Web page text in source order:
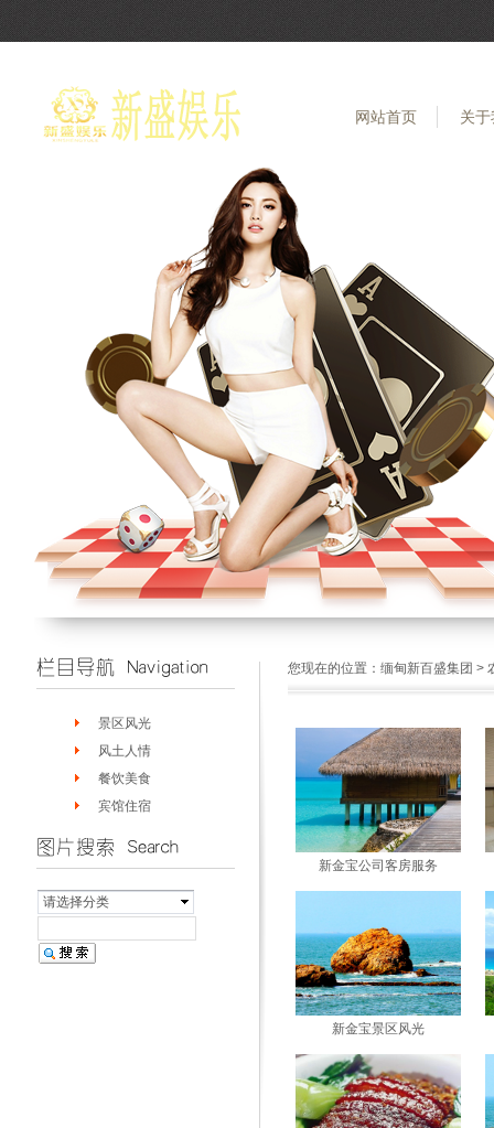
网站首页 关
景区风光
风土人情
餐饮美食
宾馆住宿
请选择分类
您现在的位置： 缅甸新百盛集团 >
新金宝公司客房服务
新金宝景区风光